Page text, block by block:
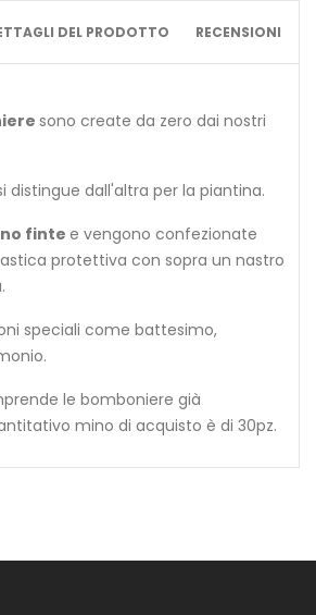
DEL PRODOTTO RECENSIONI
sono create da zero dai nostri
distingue dall'altra per la piantina.
finte e vengono confezionate
protettiva con sopra un nastro
speciali come battesimo,
le bomboniere già
mino di acquisto è di 30pz.